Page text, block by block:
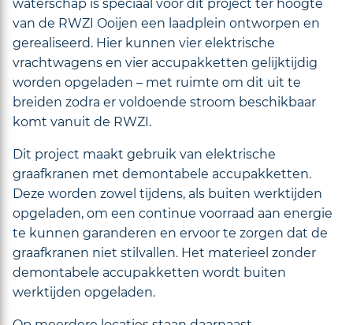
waterschap is speciaal voor dit project ter hoogte
van de RWZI Ooijen een laadplein ontworpen en
gerealiseerd. Hier kunnen vier elektrische
vrachtwagens en vier accupakketten gelijktijdig
worden opgeladen – met ruimte om dit uit te
breiden zodra er voldoende stroom beschikbaar
komt vanuit de RWZI.
Dit project maakt gebruik van elektrische
graafkranen met demontabele accupakketten.
Deze worden zowel tijdens, als buiten werktijden
opgeladen, om een continue voorraad aan energie
te kunnen garanderen en ervoor te zorgen dat de
graafkranen niet stilvallen. Het materieel zonder
demontabele accupakketten wordt buiten
werktijden opgeladen.